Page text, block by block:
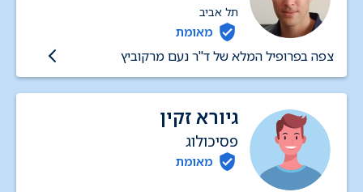
תל אביב
מאומת
צפה בפרופיל המלא של ד"ר נעם מרקוביץ
גיורא זקין
פסיכולוג
מאומת